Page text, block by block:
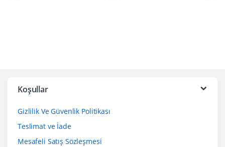
Koşullar
Gizlilik Ve Güvenlik Politikası
Teslimat ve İade
Mesafeli Satış Sözleşmesi